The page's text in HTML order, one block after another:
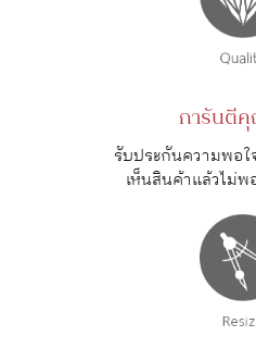
การันตี
รับประกันความพอใ
เห็นสินค้าแล้วไม่